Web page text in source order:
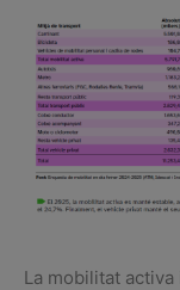
La mobilitat